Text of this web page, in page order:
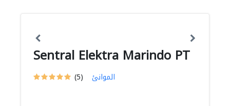
Sentral Elektra Marindo PT
(5) الموانئ